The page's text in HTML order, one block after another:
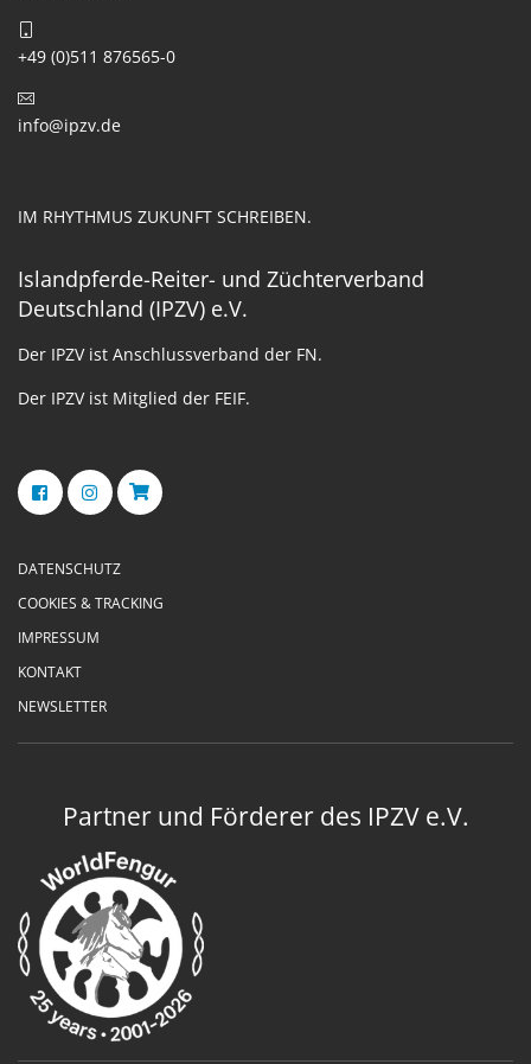
+49 (0)511 876565-0
info@ipzv.de
IM RHYTHMUS ZUKUNFT SCHREIBEN.
Islandpferde-Reiter- und Züchterverband
Deutschland (IPZV) e.V.
Der IPZV ist Anschlussverband der FN.
Der IPZV ist Mitglied der FEIF.
DATENSCHUTZ
COOKIES & TRACKING
IMPRESSUM
KONTAKT
NEWSLETTER
Partner und Förderer des IPZV e.V.